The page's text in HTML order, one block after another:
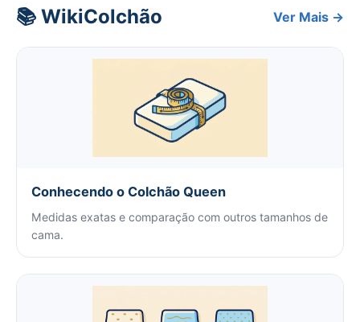
📚 WikiColchão Ver Mais →
Conhecendo o Colchão Queen
Medidas exatas e comparação com outros tamanhos de
cama.